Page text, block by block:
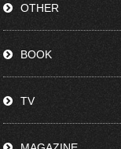
OTHER
BOOK
TV